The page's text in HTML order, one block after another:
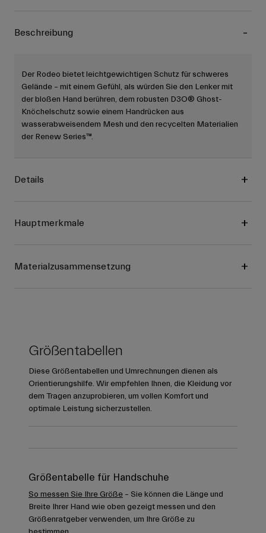
Beschreibung
Der Rodeo bietet leichtgewichtigen Schutz für schweres
Gelände – mit einem Gefühl, als würden Sie den Lenker mit
der bloßen Hand berühren, dem robusten D3O® Ghost-
Knöchelschutz sowie einem Handrücken aus
wasserabweisendem Mesh und den recycelten Materialien
der Renew Series™.
Details
Hauptmerkmale
Materialzusammensetzung
Größentabellen
Diese Größentabellen und Umrechnungen dienen als
Orientierungshilfe. Wir empfehlen Ihnen, die Kleidung vor
dem Tragen anzuprobieren, um vollen Komfort und
optimale Leistung sicherzustellen.
Größentabelle für Handschuhe
So messen Sie Ihre Größe – Sie können die Länge und
Breite Ihrer Hand wie oben gezeigt messen und den
Größenratgeber verwenden, um Ihre Größe zu